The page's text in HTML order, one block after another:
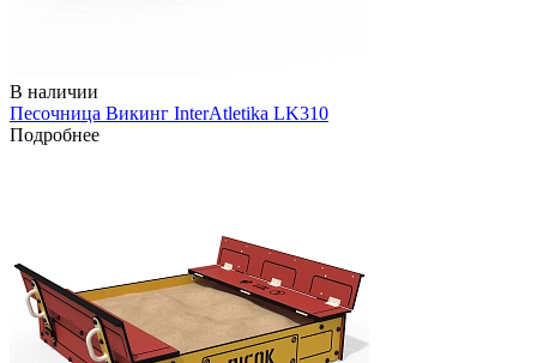
В наличии
Песочница Викинг InterAtletika LK310
Подробнее